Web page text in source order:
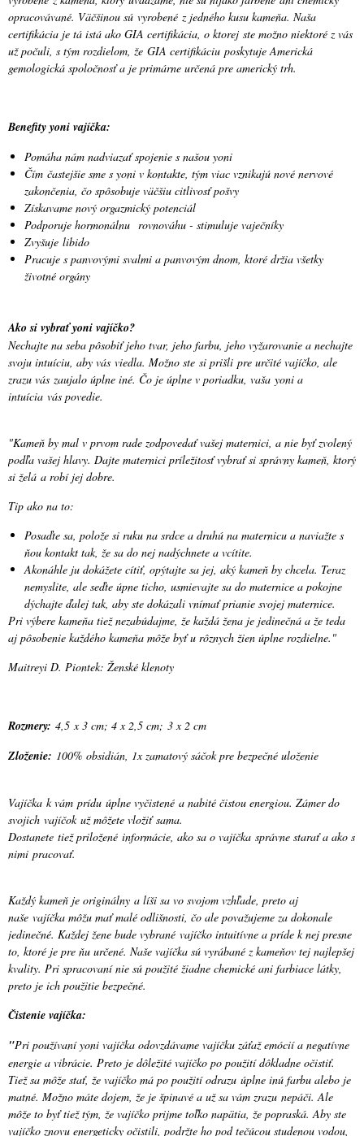
opracovávané. Väčšinou sú vyrobené z jedného kusu kameňa. Naša
certifikácia je tá istá ako GIA certifikácia, o ktorej ste možno niektoré z vás
už počuli, s tým rozdielom, že GIA certifikáciu poskytuje Americká
gemologická spoločnosť a je primárne určená pre americký trh.
Benefity yoni vajíčka:
Pomáha nám nadviazať spojenie s našou yoni
Čím častejšie sme s yoni v kontakte, tým viac vznikajú nové nervové
zakončenia, čo spôsobuje väčšiu citlivosť pošvy
Získavame nový orgazmický potenciál
Podporuje hormonálnu rovnováhu - stimuluje vaječníky
Zvyšuje libido
Pracuje s panvovými svalmi a panvovým dnom, ktoré držia všetky
životné orgány
Ako si vybrať yoni vajíčko?
Nechajte na seba pôsobiť jeho tvar, jeho farbu, jeho vyžarovanie a nechajte
svoju intuíciu, aby vás viedla. Možno ste si prišli pre určité vajíčko, ale
zrazu vás zaujalo úplne iné. Čo je úplne v poriadku, vaša yoni a
intuícia vás povedie.
"Kameň by mal v prvom rade zodpovedať vašej maternici, a nie byť zvolený
podľa vašej hlavy. Dajte maternici príležitosť vybrať si správny kameň, ktorý
si želá a robí jej dobre.
Tip ako na to:
Posaďte sa, polože si ruku na srdce a druhú na maternicu a naviažte s
ňou kontakt tak, že sa do nej nadýchnete a vcítite.
Akonáhle ju dokážete cítiť, opýtajte sa jej, aký kameň by chcela. Teraz
nemyslite, ale seďte úpne ticho, usmievajte sa do maternice a pokojne
dýchajte ďalej tak, aby ste dokázali vnímať prianie svojej maternice.
Pri výbere kameňa tiež nezabúdajme, že každá žena je jedinečná a že teda
aj pôsobenie každého kameňa môže byť u rôznych žien úplne rozdielne."
Maitreyi D. Piontek: Ženské klenoty
Rozmery: 4,5 x 3 cm; 4 x 2,5 cm; 3 x 2 cm
Zloženie: 100% obsidián, 1x zamatový sáčok pre bezpečné uloženie
Vajíčka k vám prídu úplne vyčistené a nabité čistou energiou. Zámer do
svojich vajíčok už môžete vložiť sama.
Dostanete tiež priložené informácie, ako sa o vajíčka správne starať a ako s
nimi pracovať.
Každý kameň je originálny a líši sa vo svojom vzhľade, preto aj
naše vajíčka môžu mať malé odlišnosti, čo ale považujeme za dokonale
jedinečné. Každej žene bude vybrané vajíčko intuitívne a príde k nej presne
to, ktoré je pre ňu určené. Naše vajíčka sú vyrábané z kameňov tej najlepšej
kvality. Pri spracovaní nie sú použité žiadne chemické ani farbiace látky,
preto je ich použitie bezpečné.
Čistenie vajíčka:
"Pri používaní yoni vajíčka odovzdávame vajíčku záťaž emócií a negatívne
energie a vibrácie. Preto je dôležité vajíčko po použití dôkladne očistiť.
Tiež sa môže stať, že vajíčko má po použití odrazu úplne inú farbu alebo je
matné. Možno máte dojem, že je špinavé a už sa vám zrazu nepáči. Ale
môže to byť tiež tým, že vajíčko prijme toľko napätia, že popraská. Aby ste
vajíčko znovu energeticky očistili, podržte ho pod tečúcou studenou vodou,